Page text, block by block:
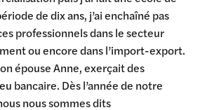
de dix ans, j’ai enchaîné pas
professionnels dans le secteur
ou encore dans l’import-export.
épouse Anne, exerçait des
bancaire. Dès l’année de notre
nous sommes dits